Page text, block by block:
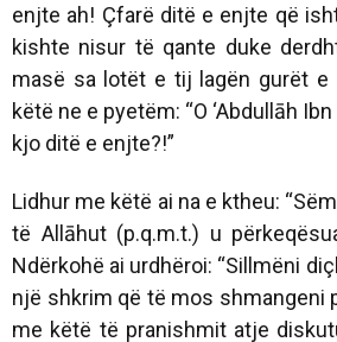
enjte ah! Çfarë ditë e enjte që
kishte nisur të qante duke
masë sa lotët e tij lagën gurët e
këtë ne e pyetëm: “O ‘Abdullāh
kjo ditë e enjte?!”
Lidhur me këtë ai na e ktheu:
të Allāhut (p.q.m.t.) u
Ndërkohë ai urdhëroi: “Sillmëni
një shkrim që të mos shmangeni
me këtë të pranishmit atje